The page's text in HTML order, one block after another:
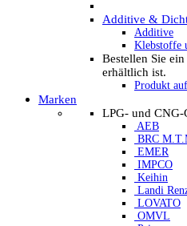
Additive &
Additive
Klebstoffe
Bestellen Sie
erhältlich ist.
Produkt
Marken
LPG- und CNG-
AEB
BRC
EMER
IMPCO
Keihin
Landi
LOVATO
OMVL